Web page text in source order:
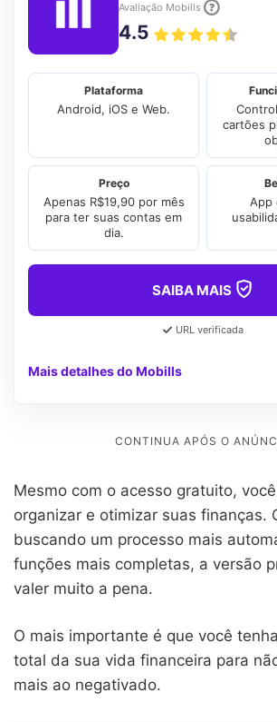
Avaliação Mobills
4.5
Plataforma
Android, iOS e Web.
cartões
Preço
Apenas R$19,90 por mês
para ter suas contas em
dia.
App
SAIBA MAIS
URL verificada
Mais detalhes do Mobills
Mesmo com o acesso gratuito,
organizar e otimizar suas finanças.
buscando um processo mais
funções mais completas, a versão
valer muito a pena.
O mais importante é que você
total da sua vida financeira para
mais ao negativado.